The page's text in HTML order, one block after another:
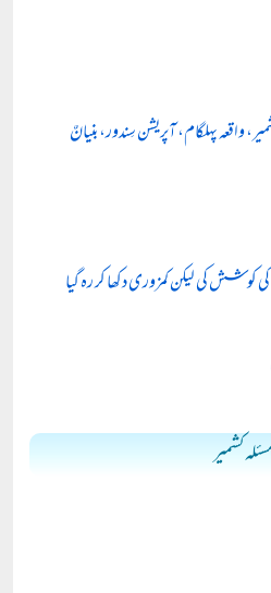
واقعہ پہلگام، آپریشن سِندور، بنیانٌ
کی لیکن کمزوری دکھا کر رہ گیا
کشمیر